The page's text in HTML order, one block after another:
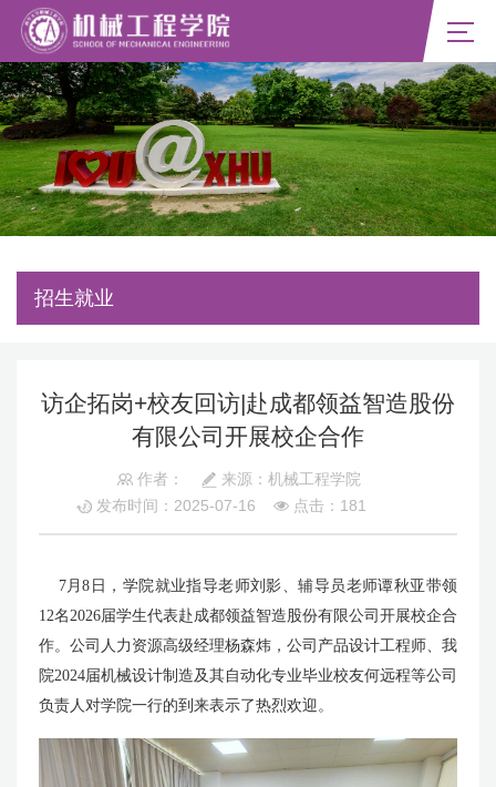
招生就业
访企拓岗+校友回访|赴成都领益智造股份
有限公司开展校企合作
作者：
来源：机械工程学院
发布时间：2025-07-16
点击： 181
7月8日，学院就业指导老师刘影、辅导员老师谭秋亚带领
12名2026届学生代表赴成都领益智造股份有限公司开展校企合
作。公司人力资源高级经理杨森炜，公司产品设计工程师、我
院2024届机械设计制造及其自动化专业毕业校友何远程等公司
负责人对学院一行的到来表示了热烈欢迎。